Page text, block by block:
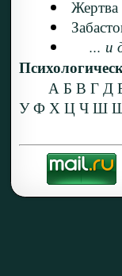
Жертва
... и
А Б В Г Д
У Ф Х Ц Ч Ш